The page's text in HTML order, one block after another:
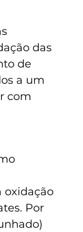
das
de
a um
com
oxidação
Por